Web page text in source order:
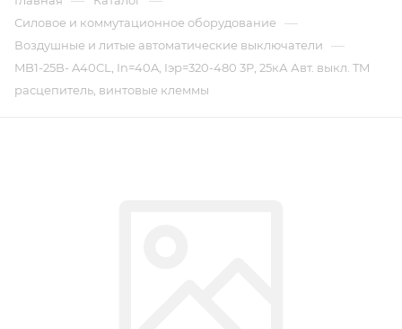
Силовое и коммутационное оборудование —
Воздушные и литые автоматические выключатели —
MB1-25B- A40CL, In=40A, Iэр=320-480 3P, 25кА Авт. выкл. TM
расцепитель, винтовые клеммы